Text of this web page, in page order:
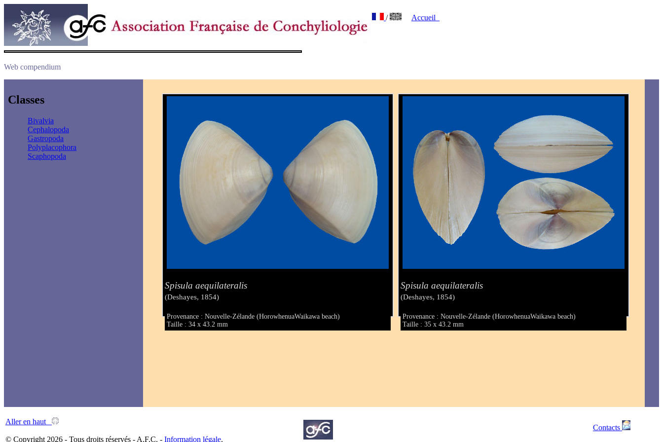
/ Accueil
Web compendium
Classes
Bivalvia
Cephalopoda
Gastropoda
Polyplacophora
Scaphopoda
Spisula aequilateralis
(Deshayes, 1854)
Provenance : Nouvelle-Zélande (HorowhenuaWaikawa beach)
Taille : 34 x 43.2 mm
Spisula aequilateralis
(Deshayes, 1854)
Provenance : Nouvelle-Zélande (HorowhenuaWaikawa beach)
Taille : 35 x 43.2 mm
Aller en haut
© Copyright 2026 - Tous droits réservés - A.F.C. - Information légale.
Contacts